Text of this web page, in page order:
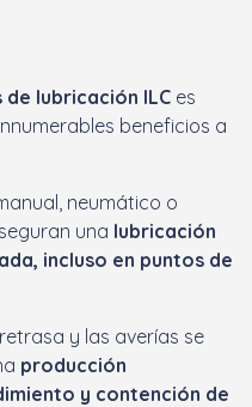
de lubricación ILC es
beneficios a
neumático o
una lubricación
incluso en puntos de
y las averías se
producción
y contención de